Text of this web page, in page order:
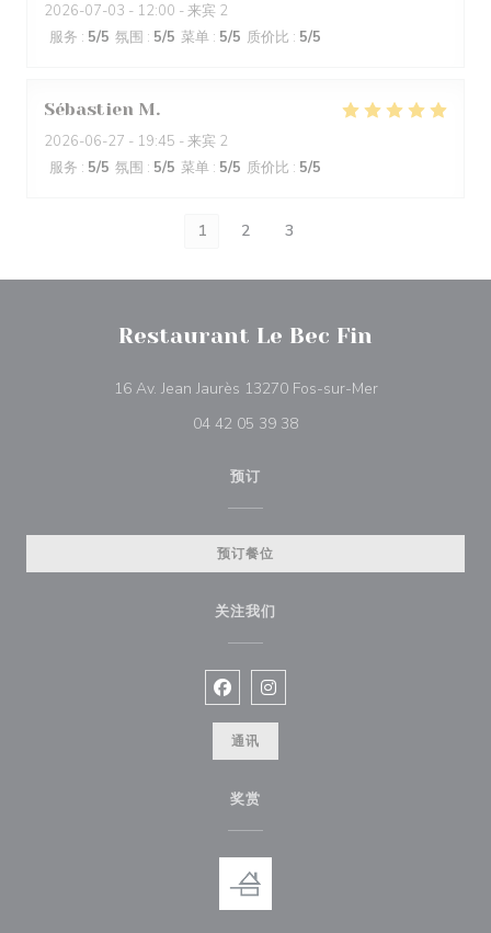
2026-07-03 - 12:00 - 来宾 2
服务 : 5/5 氛围 : 5/5 菜单 : 5/5 质价比 : 5/5
Sébastien M
2026-06-27 - 19:45 - 来宾 2
服务 : 5/5 氛围 : 5/5 菜单 : 5/5 质价比 : 5/5
1 2 3
Restaurant Le Bec Fin
16 Av. Jean Jaurès 13270 Fos-sur-Mer((在新窗口中打
04 42 05 39 38
预订
预订餐位
关注我们
Facebook ((在新窗口中打开))
Instagram ((在新窗口中打开))
通讯
奖赏